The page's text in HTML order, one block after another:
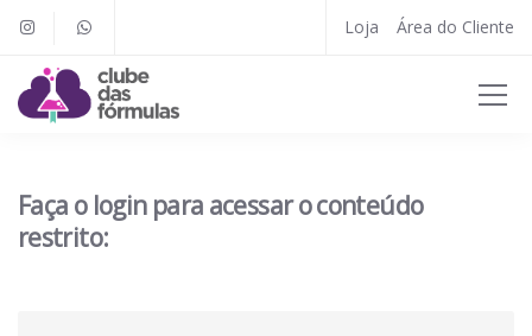
Loja Área do Cliente
Faça o login para acessar o conteúdo
restrito: